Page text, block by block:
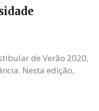
de Verão 2020,
Nesta edição,